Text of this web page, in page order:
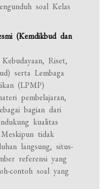
soal Kelas
(Kemdikbud dan
Riset,
serta Lembaga
(LPMP)
pembelajaran,
bagian dari
kualitas
tidak
langsung, situs-
referensi yang
contoh soal yang